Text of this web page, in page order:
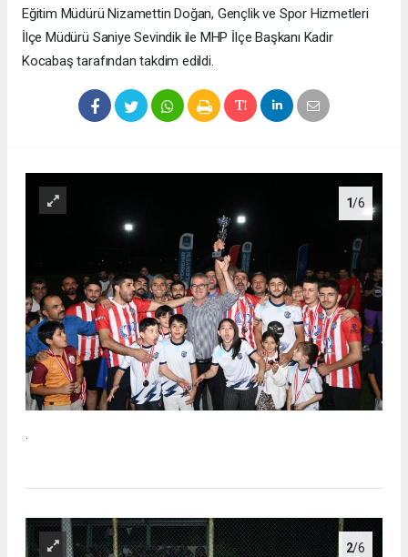
Eğitim Müdürü Nizamettin Doğan, Gençlik ve Spor Hizmetleri
İlçe Müdürü Saniye Sevindik ile MHP İlçe Başkanı Kadir
Kocabaş tarafından takdim edildi.
1/6
.
2/6